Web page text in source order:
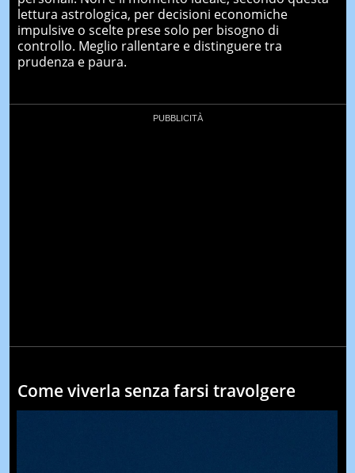
lettura astrologica, per decisioni economiche
impulsive o scelte prese solo per bisogno di
controllo. Meglio rallentare e distinguere tra
prudenza e paura.
Come viverla senza farsi travolgere